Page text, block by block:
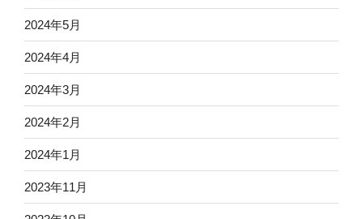
2024年5月
2024年4月
2024年3月
2024年2月
2024年1月
2023年11月